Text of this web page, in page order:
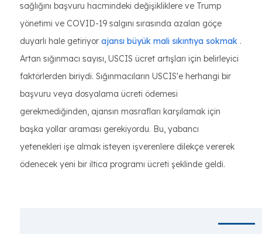
sağlığını başvuru hacmindeki değişikliklere ve Trump
yönetimi ve COVID-19 salgını sırasında azalan göçe
duyarlı hale getiriyor ajansı büyük mali sıkıntıya sokmak .
Artan sığınmacı sayısı, USCIS ücret artışları için belirleyici
faktörlerden biriydi. Sığınmacıların USCIS'e herhangi bir
başvuru veya dosyalama ücreti ödemesi
gerekmediğinden, ajansın masrafları karşılamak için
başka yollar araması gerekiyordu. Bu, yabancı
yetenekleri işe almak isteyen işverenlere dilekçe vererek
ödenecek yeni bir iltica programı ücreti şeklinde geldi.